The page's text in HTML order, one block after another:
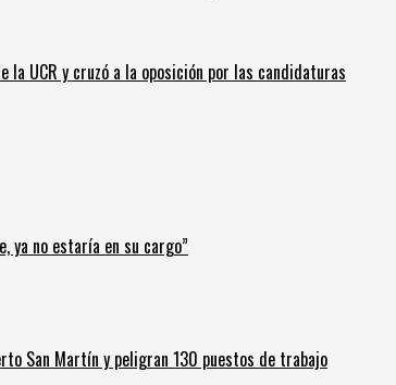
UCR y cruzó a la oposición por las candidaturas
ya no estaría en su cargo”
San Martín y peligran 130 puestos de trabajo